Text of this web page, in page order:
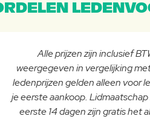
Alle prijzen zijn inclusief
weergegeven in vergelijking
ledenprijzen gelden alleen voor
je eerste aankoop.
eerste 14 dagen zijn gratis het